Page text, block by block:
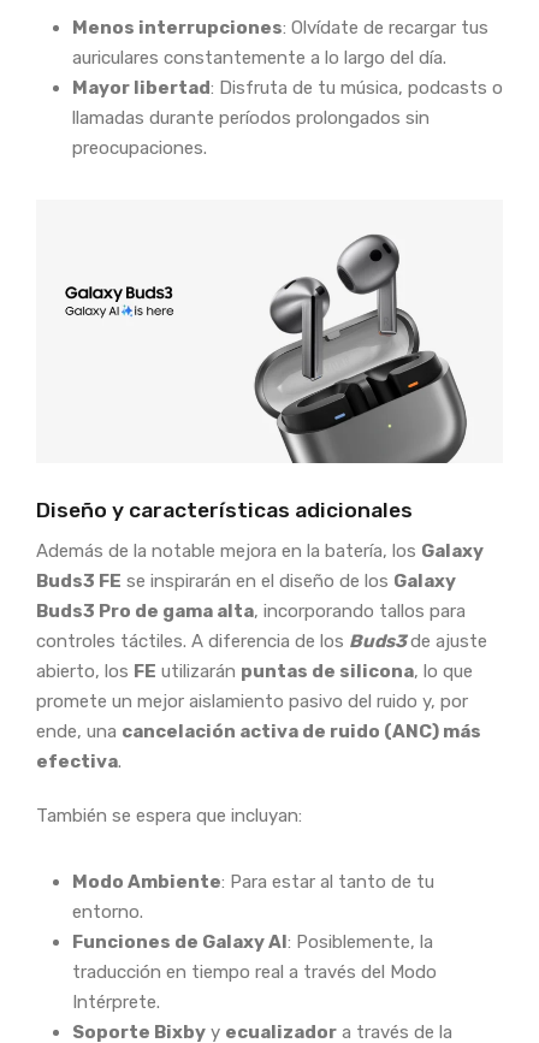
Menos interrupciones: Olvídate de recargar tus
auriculares constantemente a lo largo del día.
Mayor libertad: Disfruta de tu música, podcasts o
llamadas durante períodos prolongados sin
preocupaciones.
Diseño y características adicionales
Además de la notable mejora en la batería, los Galaxy
Buds3 FE se inspirarán en el diseño de los Galaxy
Buds3 Pro de gama alta, incorporando tallos para
controles táctiles. A diferencia de los Buds3de ajuste
abierto, los FE utilizarán puntas de silicona, lo que
promete un mejor aislamiento pasivo del ruido y, por
ende, una cancelación activa de ruido (ANC) más
efectiva.
También se espera que incluyan:
Modo Ambiente: Para estar al tanto de tu
entorno.
Funciones de Galaxy AI: Posiblemente, la
traducción en tiempo real a través del Modo
Intérprete.
Soporte Bixby y ecualizador a través de la